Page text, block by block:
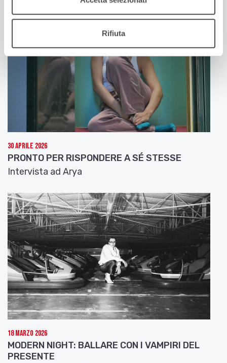
Rifiuta
30 Aprile 2026
PRONTO PER RISPONDERE A SÉ STESSE
Intervista ad Arya
18 Marzo 2026
MODERN NIGHT: BALLARE CON I VAMPIRI DEL
PRESENTE